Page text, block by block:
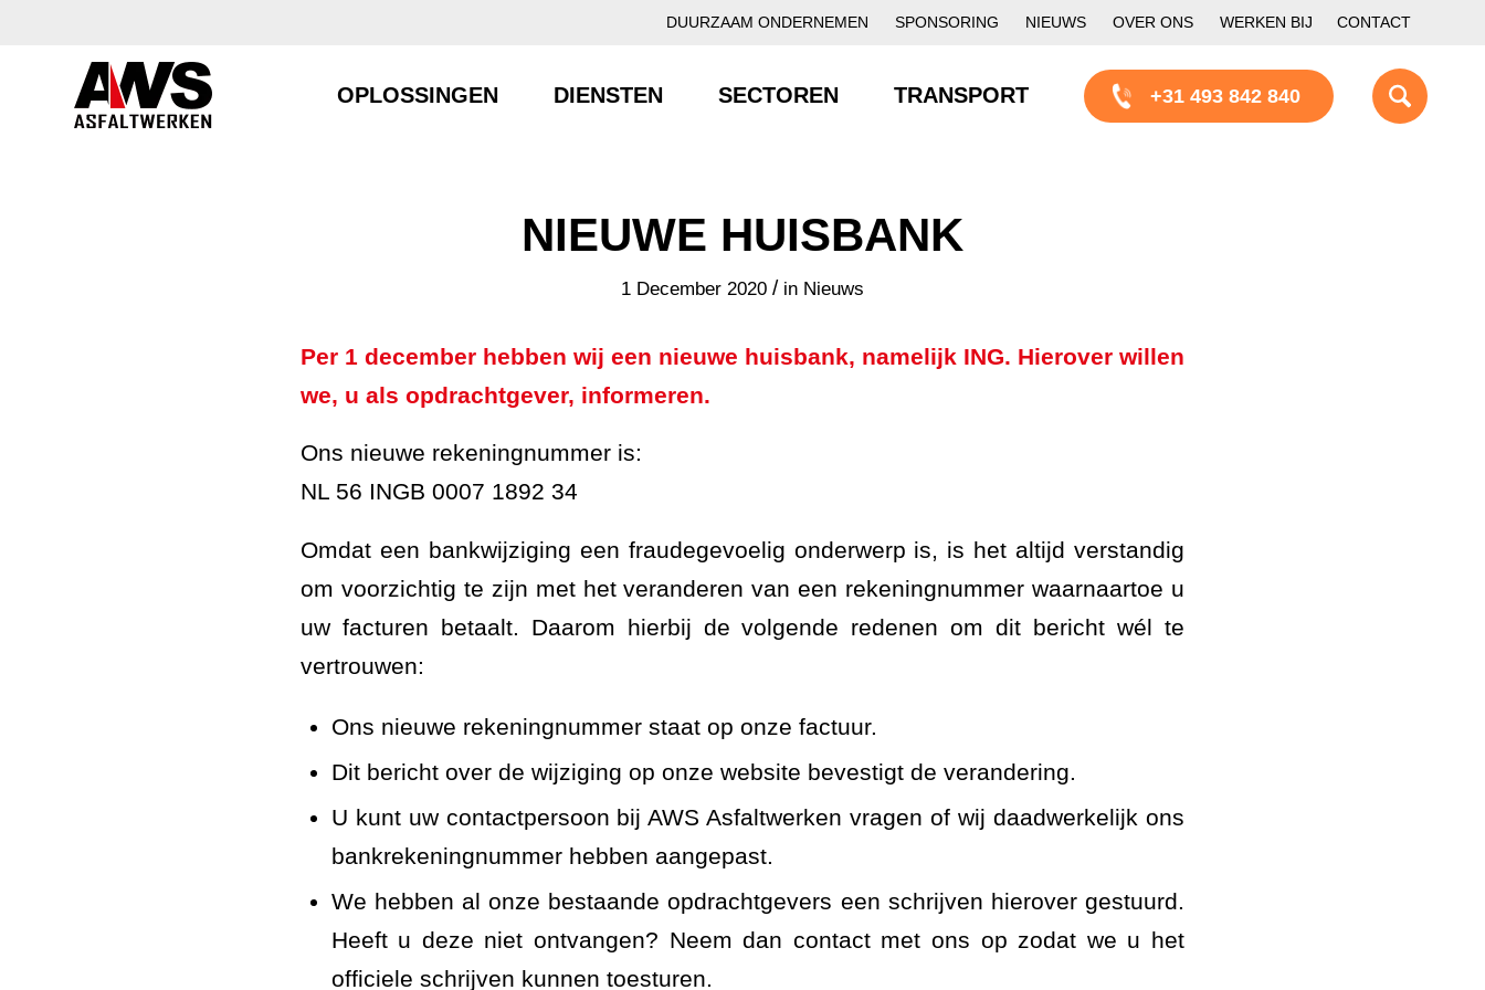
DUURZAAM ONDERNEMEN SPONSORING NIEUWS OVER ONS WERKEN BIJ CONTACT
OPLOSSINGEN DIENSTEN SECTOREN TRANSPORT +31 493 842 840
NIEUWE HUISBANK
1 December 2020 / in Nieuws
Per 1 december hebben wij een nieuwe huisbank, namelijk ING. Hierover willen
we, u als opdrachtgever, informeren.
Ons nieuwe rekeningnummer is:
NL 56 INGB 0007 1892 34
Omdat een bankwijziging een fraudegevoelig onderwerp is, is het altijd verstandig
om voorzichtig te zijn met het veranderen van een rekeningnummer waarnaartoe u
uw facturen betaalt. Daarom hierbij de volgende redenen om dit bericht wél te
vertrouwen:
Ons nieuwe rekeningnummer staat op onze factuur.
Dit bericht over de wijziging op onze website bevestigt de verandering.
U kunt uw contactpersoon bij AWS Asfaltwerken vragen of wij daadwerkelijk ons
bankrekeningnummer hebben aangepast.
We hebben al onze bestaande opdrachtgevers een schrijven hierover gestuurd.
Heeft u deze niet ontvangen? Neem dan contact met ons op zodat we u het
officiele schrijven kunnen toesturen.